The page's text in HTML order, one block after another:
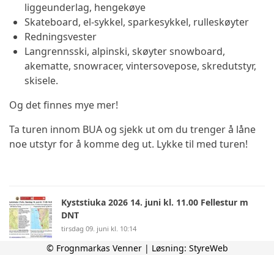
liggeunderlag, hengekøye
Skateboard, el-sykkel, sparkesykkel, rulleskøyter
Redningsvester
Langrennsski, alpinski, skøyter snowboard,
akematte, snowracer, vintersovepose, skredutstyr,
skisele.
Og det finnes mye mer!
Ta turen innom BUA og sjekk ut om du trenger å låne
noe utstyr for å komme deg ut. Lykke til med turen!
Kyststiuka 2026 14. juni kl. 11.00 Fellestur m
DNT
tirsdag 09. juni kl. 10:14
© Frognmarkas Venner | Løsning: StyreWeb